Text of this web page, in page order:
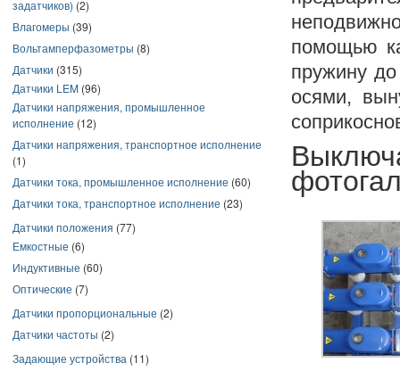
задатчиков) (2)
Влагомеры (39)
Вольтамперфазометры (8)
Датчики (315)
Датчики LEM (96)
Датчики напряжения, промышленное
исполнение (12)
Датчики напряжения, транспортное исполнение
(1)
Датчики тока, промышленное исполнение (60)
Датчики тока, транспортное исполнение (23)
Датчики положения (77)
Емкостные (6)
Индуктивные (60)
Оптические (7)
Датчики пропорциональные (2)
Датчики частоты (2)
Задающие устройства (11)
помощью
пружину
осями,